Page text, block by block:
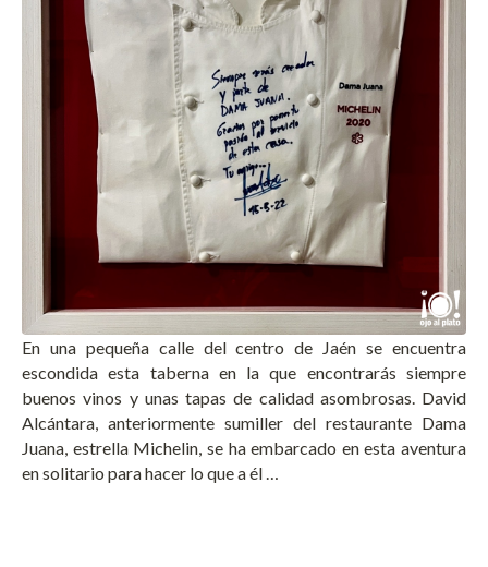
En una pequeña calle del centro de Jaén se encuentra
escondida esta taberna en la que encontrarás siempre
buenos vinos y unas tapas de calidad asombrosas. David
Alcántara, anteriormente sumiller del restaurante Dama
Juana, estrella Michelin, se ha embarcado en esta aventura
en solitario para hacer lo que a él …